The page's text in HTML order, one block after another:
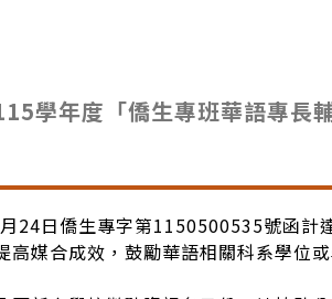
學年度「僑生專班華語專長輔
24日僑生專字第1150500535號函計
高媒合成效，鼓勵華語相關科系學位